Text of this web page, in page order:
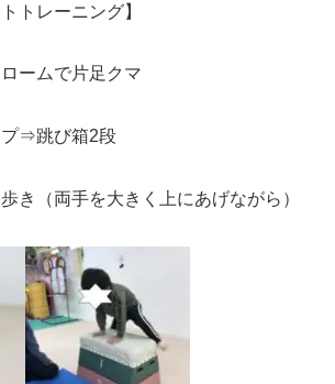
トレーニング】
ームで片足クマ
⇒跳び箱2段
き（両手を大きく上にあげながら）